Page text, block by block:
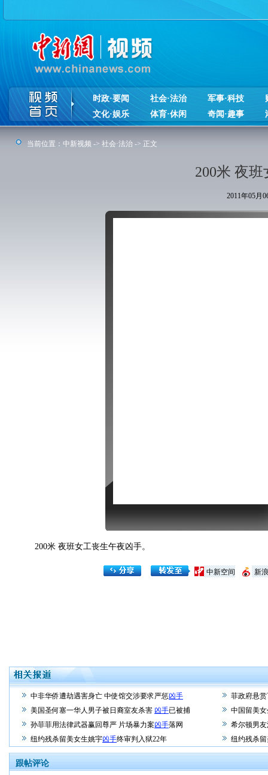
时政·要闻 社会·法治 军事·科技
文化·娱乐
体育·休闲 奇闻·趣事
当前位置： 中新视频 -> 社会·法治 -> 正文
200米 夜
2011年05月
200米 夜班女工丧生午夜凶手。
新
中新空间
中非华侨遭劫遇害身亡 中使馆交涉要求严惩凶手
菲政府悬
美国圣何塞一华人男子被日裔室友杀害 凶手已被捕
中国留美
孙菲菲用法律武器赢回尊严 片场暴力案凶手落网
希尔顿男
纽约残杀留美女生姚宇凶手终审判入狱22年 纽约残杀
跟帖评论